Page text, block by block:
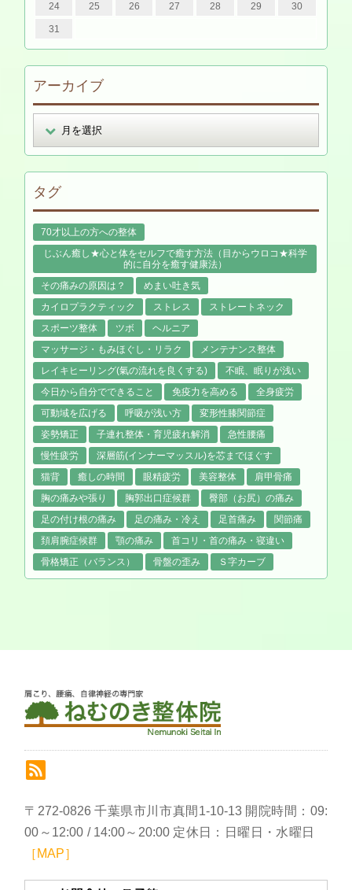
24 25 26 27 28 29 30
31
アーカイブ
タグ
70才以上の方への整体
じぶん癒し★心と体をセルフで癒す方法（目からウロコ★科学
的に自分を癒す健康法）
その痛みの原因は？
めまい吐き気
カイロプラクティック
ストレス
ストレートネック
スポーツ整体
ツボ
ヘルニア
マッサージ・もみほぐし・リラク
メンテナンス整体
レイキヒーリング(氣の流れを良くする)
不眠、眠りが浅い
今日から自分でできること
免疫力を高める
全身疲労
可動域を広げる
呼吸が浅い方
変形性膝関節症
姿勢矯正
子連れ整体・育児疲れ解消
急性腰痛
慢性疲労
深層筋(インナーマッスル)を芯までほぐす
猫背
癒しの時間 眼精疲労 美容整体
肩甲骨痛
胸の痛みや張り
胸郭出口症候群
臀部（お尻）の痛み
足の付け根の痛み
足の痛み・冷え 足首痛み
関節痛
頚肩腕症候群
顎の痛み
首コリ・首の痛み・寝違い
骨格矯正（バランス）
骨盤の歪み Ｓ字カーブ
〒272-0826 千葉県市川市真間1-10-13 開院時間：09:
00～12:00 / 14:00～20:00 定休日：日曜日・水曜日
［MAP］